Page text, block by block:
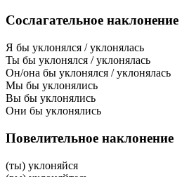
Сослагательное наклонение
Я бы уклонялся / уклонялась
Ты бы уклонялся / уклонялась
Он/она бы уклонялся / уклонялась
Мы бы уклонялись
Вы бы уклонялись
Они бы уклонялись
Повелительное наклонение
(ты) уклоняйся